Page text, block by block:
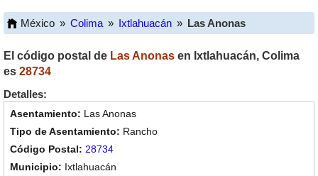
México » Colima » Ixtlahuacán » Las Anonas
El código postal de Las Anonas en Ixtlahuacán, Colima
es 28734
Detalles:
Las Anonas
Rancho
28734
Ixtlahuacán